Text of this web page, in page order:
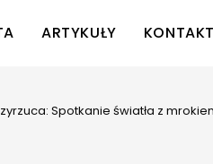
ARTYKUŁY KONTAKT
Spotkanie światła z